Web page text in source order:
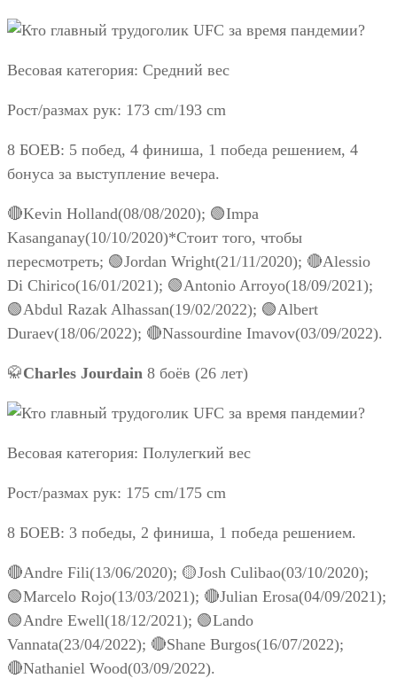
Весовая категория: Средний вес
Рост/размах рук: 173 cm/193 cm
8 БОЕВ: 5 побед, 4 финиша, 1 победа решением, 4
бонуса за выступление вечера.
🔴Kevin Holland(08/08/2020); 🟢Impa
Kasanganay(10/10/2020)*Стоит того, чтобы
пересмотреть; 🟢Jordan Wright(21/11/2020); 🔴Alessio
Di Chirico(16/01/2021); 🟢Antonio Arroyo(18/09/2021);
🟢Abdul Razak Alhassan(19/02/2022); 🟢Albert
Duraev(18/06/2022); 🔴Nassourdine Imavov(03/09/2022).
🥋Charles Jourdain 8 боёв (26 лет)
Весовая категория: Полулегкий вес
Рост/размах рук: 175 cm/175 cm
8 БОЕВ: 3 победы, 2 финиша, 1 победа решением.
🔴Andre Fili(13/06/2020); 🟡Josh Culibao(03/10/2020);
🟢Marcelo Rojo(13/03/2021); 🔴Julian Erosa(04/09/2021);
🟢Andre Ewell(18/12/2021); 🟢Lando
Vannata(23/04/2022); 🔴Shane Burgos(16/07/2022);
🔴Nathaniel Wood(03/09/2022).